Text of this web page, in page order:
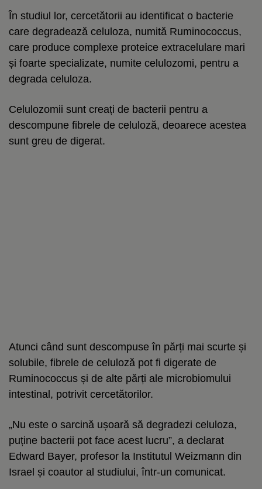
În studiul lor, cercetătorii au identificat o bacterie
care degradează celuloza, numită Ruminococcus,
care produce complexe proteice extracelulare mari
și foarte specializate, numite celulozomi, pentru a
degrada celuloza.
Celulozomii sunt creați de bacterii pentru a
descompune fibrele de celuloză, deoarece acestea
sunt greu de digerat.
Atunci când sunt descompuse în părți mai scurte și
solubile, fibrele de celuloză pot fi digerate de
Ruminococcus și de alte părți ale microbiomului
intestinal, potrivit cercetătorilor.
„Nu este o sarcină ușoară să degradezi celuloza,
puține bacterii pot face acest lucru”, a declarat
Edward Bayer, profesor la Institutul Weizmann din
Israel și coautor al studiului, într-un comunicat.